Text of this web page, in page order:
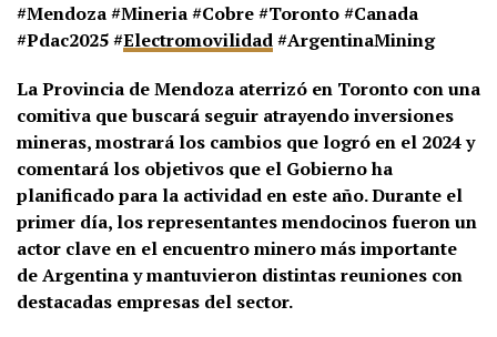
#Mendoza #Mineria #Cobre #Toronto #Canada
#Pdac2025 #Electromovilidad#ArgentinaMining
La Provincia de Mendoza aterrizó en Toronto con una
comitiva que buscará seguir atrayendo inversiones
mineras, mostrará los cambios que logró en el 2024 y
comentará los objetivos que el Gobierno ha
planificado para la actividad en este año. Durante el
primer día, los representantes mendocinos fueron un
actor clave en el encuentro minero más importante
de Argentina y mantuvieron distintas reuniones con
destacadas empresas del sector.